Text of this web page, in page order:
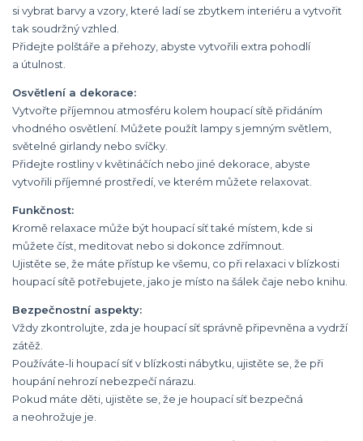
si vybrat barvy a vzory, které ladí se zbytkem interiéru a vytvořit
tak soudržný vzhled.
Přidejte polštáře a přehozy, abyste vytvořili extra pohodlí
a útulnost.
Osvětlení a dekorace:
Vytvořte příjemnou atmosféru kolem houpací sítě přidáním
vhodného osvětlení. Můžete použít lampy s jemným světlem,
světelné girlandy nebo svíčky.
Přidejte rostliny v květináčích nebo jiné dekorace, abyste
vytvořili příjemné prostředí, ve kterém můžete relaxovat.
Funkčnost:
Kromě relaxace může být houpací síť také místem, kde si
můžete číst, meditovat nebo si dokonce zdřímnout.
Ujistěte se, že máte přístup ke všemu, co při relaxaci v blízkosti
houpací sítě potřebujete, jako je místo na šálek čaje nebo knihu.
Bezpečnostní aspekty:
Vždy zkontrolujte, zda je houpací síť správně připevněna a vydrží
zátěž.
Používáte-li houpací síť v blízkosti nábytku, ujistěte se, že při
houpání nehrozí nebezpečí nárazu.
Pokud máte děti, ujistěte se, že je houpací síť bezpečná
a neohrožuje je.